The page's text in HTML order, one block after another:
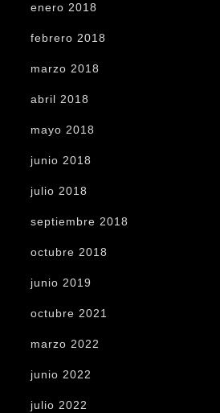
enero 2018
febrero 2018
marzo 2018
abril 2018
mayo 2018
junio 2018
julio 2018
septiembre 2018
octubre 2018
junio 2019
octubre 2021
marzo 2022
junio 2022
julio 2022